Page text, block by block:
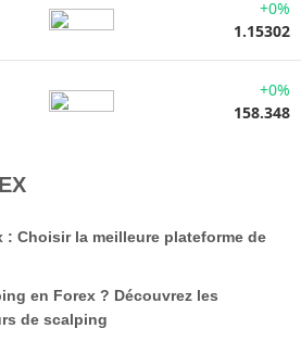
+0%
1.15302
+0%
158.348
: Choisir la meilleure plateforme de
en Forex ? Découvrez les
de scalping